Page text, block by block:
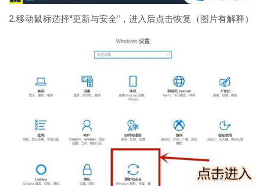
2.移动鼠标选择“更新与安全”，进入后点击恢复（图片有解释）